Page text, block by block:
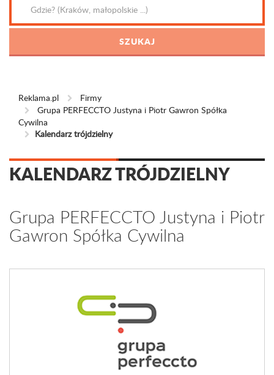
Reklama.pl
Firmy
Grupa PERFECCTO Justyna i Piotr Gawron Spółka
Cywilna
Kalendarz trójdzielny
KALENDARZ TRÓJDZIELNY
Grupa PERFECCTO Justyna i Piotr
Gawron Spółka Cywilna